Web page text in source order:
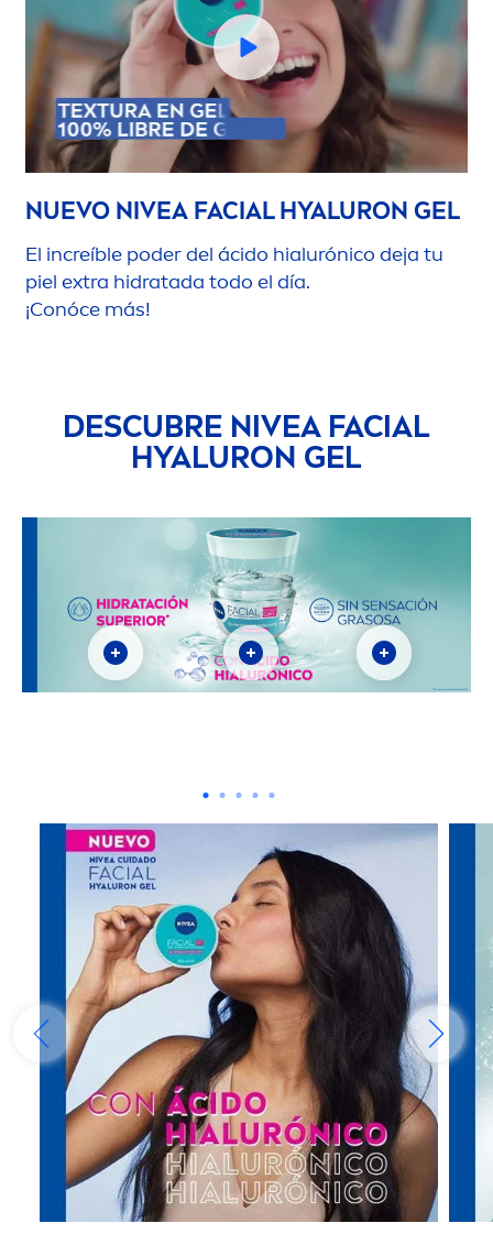
NUEVO NIVEA FACIALHYALURON GEL
El increíble poder del ácido hialurónico deja tu
piel extra hidratada todo el día.
¡Conóce más!
DESCUBRE NIVEAFACIAL
HYALURON GEL